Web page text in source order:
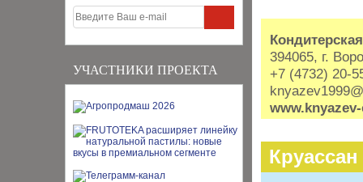
УЧАСТНИКИ ПРОЕКТА
394065, г.
+7 (4732) 20-
Круассан